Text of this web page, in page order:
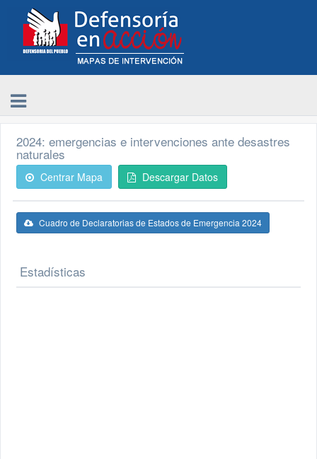
2024: emergencias e intervenciones ante desastres
naturales
Centrar Mapa Descargar Datos
Cuadro de Declaratorias de Estados de Emergencia 2024
Estadísticas